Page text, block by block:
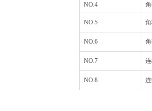
NO.4
NO.5
NO.6
NO.7
NO.8